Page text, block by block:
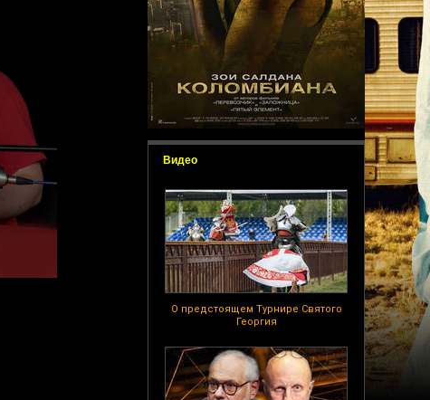
Видео
О предстоящем Турнире Святого
Георгия